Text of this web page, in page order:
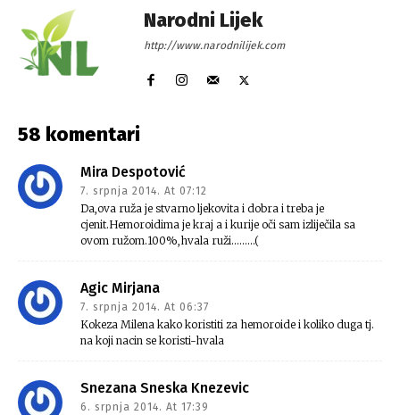
Narodni Lijek
http://www.narodnilijek.com
58 komentari
Mira Despotović
7. srpnja 2014. At 07:12
Da,ova ruža je stvarno ljekovita i dobra i treba je
cjenit.Hemoroidima je kraj a i kurije oči sam izliječila sa
ovom ružom.100%,hvala ruži………(
Agic Mirjana
7. srpnja 2014. At 06:37
Kokeza Milena kako koristiti za hemoroide i koliko duga tj.
na koji nacin se koristi-hvala
Snezana Sneska Knezevic
6. srpnja 2014. At 17:39